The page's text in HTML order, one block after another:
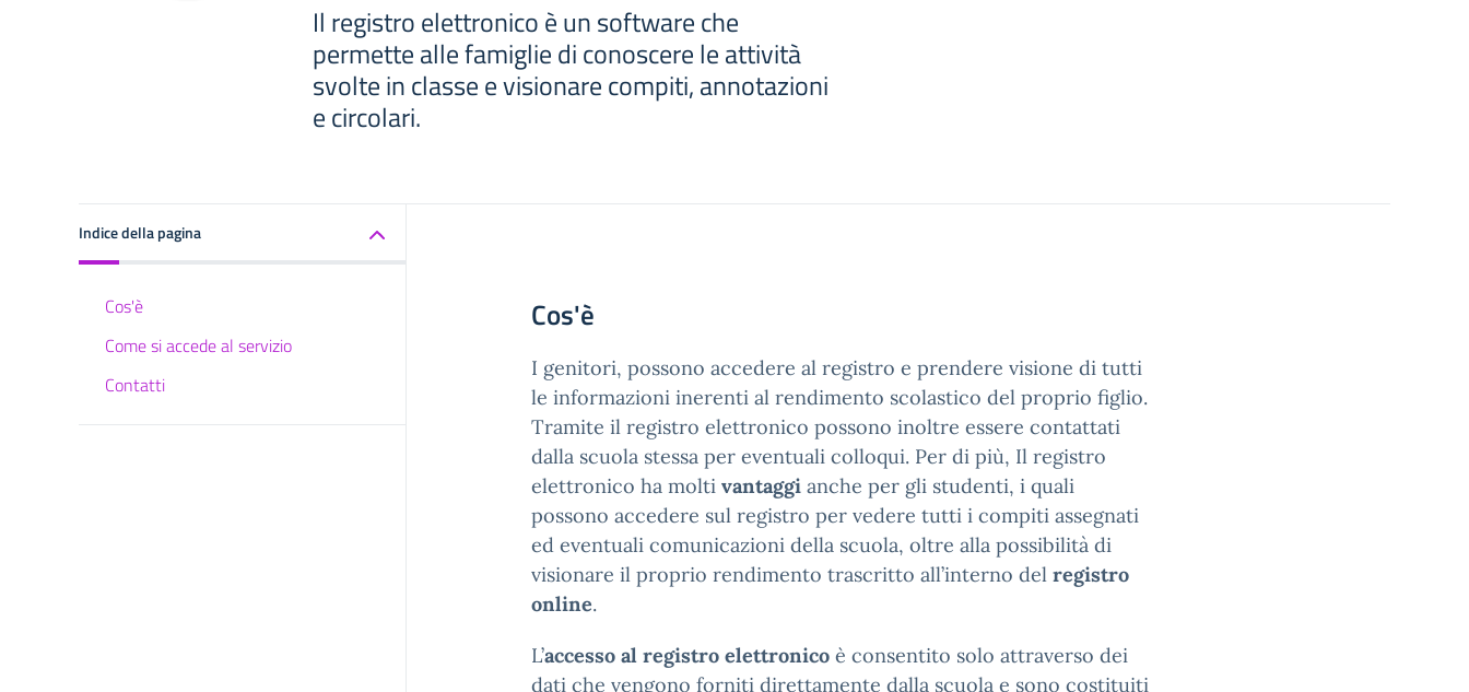
Il registro elettronico è un software che
permette alle famiglie di conoscere le attività
svolte in classe e visionare compiti, annotazioni
e circolari.
Indice della pagina
Cos'è
Come si accede al servizio
Contatti
Cos'è
I genitori, possono accedere al registro e prendere visione di tutti
le informazioni inerenti al rendimento scolastico del proprio figlio.
Tramite il registro elettronico possono inoltre essere contattati
dalla scuola stessa per eventuali colloqui. Per di più, Il registro
elettronico ha molti vantaggi anche per gli studenti, i quali
possono accedere sul registro per vedere tutti i compiti assegnati
ed eventuali comunicazioni della scuola, oltre alla possibilità di
visionare il proprio rendimento trascritto all’interno del registro
online.
L’accesso al registro elettronico è consentito solo attraverso dei
dati che vengono forniti direttamente dalla scuola e sono costituiti